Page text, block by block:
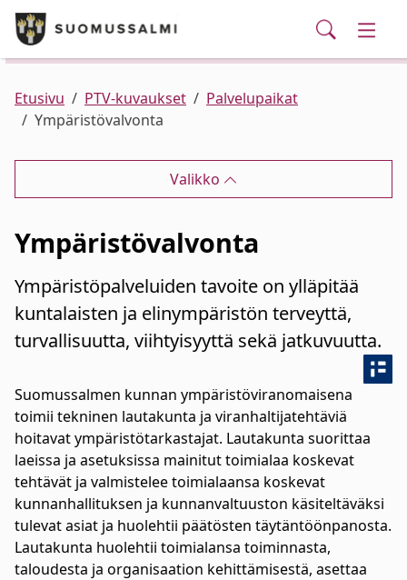
Siirry pääsisältöön
Puhelinluettelo/yhteystiedot
Palvelut
Ajankohtaista
Verkkokauppa
Haku
Kunta ja hallinto
Asuminen ja ympäristö
Elinvoima
Kulttuuri, vapaa-aika ja nuoret
Etusivu PTV-kuvaukset
Palvelupaikat
Ympäristövalvonta
Valikko
Ympäristövalvonta
Ympäristöpalveluiden tavoite on ylläpitää
kuntalaisten ja elinympäristön terveyttä,
turvallisuutta, viihtyisyyttä sekä jatkuvuutta.
Suomussalmen kunnan ympäristöviranomaisena
toimii tekninen lautakunta ja viranhaltijatehtäviä
hoitavat ympäristötarkastajat. Lautakunta suorittaa
laeissa ja asetuksissa mainitut toimialaa koskevat
tehtävät ja valmistelee toimialaansa koskevat
kunnanhallituksen ja kunnanvaltuuston käsiteltäväksi
tulevat asiat ja huolehtii päätösten täytäntöönpanosta.
Lautakunta huolehtii toimialansa toiminnasta,
taloudesta ja organisaation kehittämisestä, asettaa